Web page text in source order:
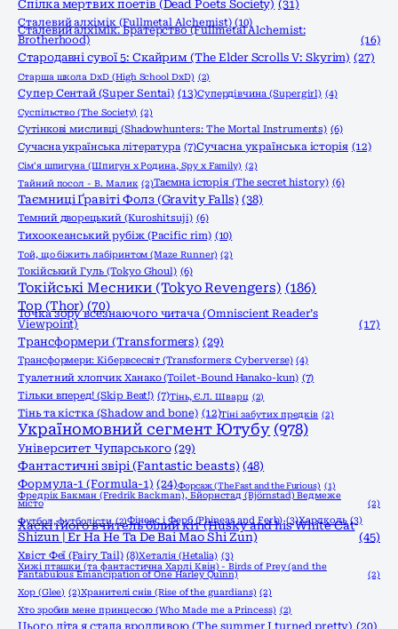
Спілка мертвих поетів (Dead Poets Society) (31)
Сталевий алхімік (Fullmetal Alchemist) (10)
Сталевий алхімік. Братерство (Fullmetal Alchemist:
Brotherhood) (16)
Стародавні сувої 5: Скайрим (The Elder Scrolls V: Skyrim) (27)
Старша школа DxD (High School DxD) (2)
Супер Сентай (Super Sentai) (13)Супердівчина (Supergirl) (4)
Суспільство (The Society) (2)
Сутінкові мисливці (Shadowhunters: The Mortal Instruments) (6)
Сучасна українська література (7)Сучасна українська історія (12)
Сім'я шпигуна (Шпигун x Родина, Spy x Family) (2)
Тайний посол - В. Малик (2)Таємна історія (The secret history) (6)
Таємниці Ґравіті Фолз (Gravity Falls) (38)
Темний дворецький (Kuroshitsuji) (6)
Тихоокеанський рубіж (Pacific rim) (10)
Той, що біжить лабіринтом (Maze Runner) (2)
Токійський Гуль (Tokyo Ghoul) (6)
Токійські Месники (Tokyo Revengers) (186)
Тор (Thor) (70)
Точка зору всезнаючого читача (Omniscient Reader’s
Viewpoint)
(17)
Трансформери (Transformers) (29)
Трансформери: Кібервсесвіт (Transformers: Cyberverse) (4)
Туалетний хлопчик Ханако (Toilet-Bound Hanako-kun) (7)
Тільки вперед! (Skip Beat!) (7)Тінь, Є.Л. Шварц (2)
Тінь та кістка (Shadow and bone) (12)Тіні забутих предків (2)
Україномовний сегмент Ютубу (978)
Університет Чупарського (29)
Фантастичні звірі (Fantastic beasts) (48)
Формула-1 (Formula-1) (24)Форсаж (The Fast and the Furious) (1)
Фредрік Бакман (Fredrik Backman), Бйорнстад (Björnstad) Ведмеже
місто
(2)
Футбол, футболісти (2)Фінеас і Ферб (Phineas and Ferb) (3)Хардколь (3)
Хаскі і його вчитель білий кіт (Husky and his White Cat
Shizun | Er Ha He Ta De Bai Mao Shi Zun)
(45)
Хвіст Феї (Fairy Tail) (8)Хеталія (Hetalia) (3)
Хижі пташки (та фантастична Харлі Квін) - Birds of Prey (and the
Fantabulous Emancipation of One Harley Quinn)
(2)
Хор (Glee) (2)Хранителі снів (Rise of the guardians) (2)
Хто зробив мене принцесою (Who Made me a Princess) (2)
Цього літа я стала вродливою (The summer I turned pretty) (20)